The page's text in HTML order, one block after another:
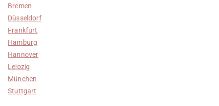
Bremen
Düsseldorf
Frankfurt
Hamburg
Hannover
Leipzig
München
Stuttgart